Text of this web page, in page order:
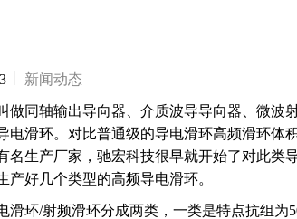
新闻动态
做同轴输出导向器、介质波导导向器、微波
电滑环。对比普通级的导电滑环高频滑环体
名生产厂家，驰宏科技很早就开始了对此类
产好几个类型的高频导电滑环。
滑环/射频滑环分成两类，一类是特点抗组为